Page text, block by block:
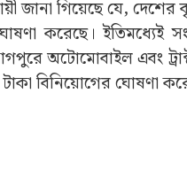
জানা গিয়েছে যে, দেশের
করেছে। ইতিমধ্যেই
অটোমোবাইল এবং
বিনিয়োগের ঘোষণা